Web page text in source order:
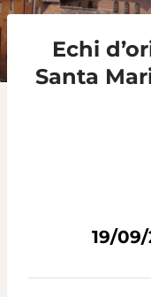
Echi
Santa
19/09/